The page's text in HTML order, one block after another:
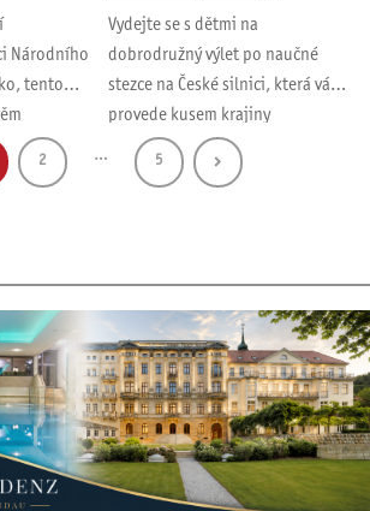
Národního
tento
v okolí
příroda a poklad na
konci cesty
Vydejte se s dětmi na
dobrodružný výlet po naučné
stezce na České silnici, která vás
provede kusem krajiny
Národního parku České
Švýcarsko.…
2 … 5